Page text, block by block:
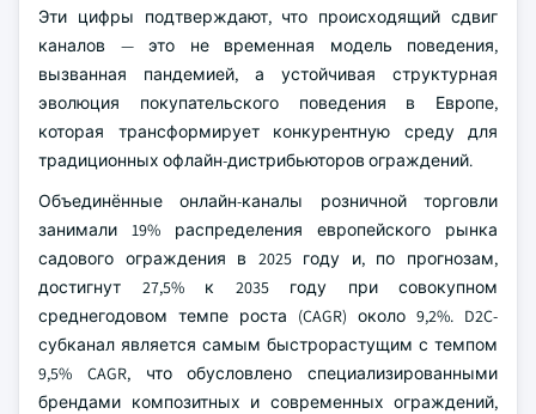
Эти цифры подтверждают, что происходящий сдвиг
каналов — это не временная модель поведения,
вызванная пандемией, а устойчивая структурная
эволюция покупательского поведения в Европе,
которая трансформирует конкурентную среду для
традиционных офлайн-дистрибьюторов ограждений.
Объединённые онлайн-каналы розничной торговли
занимали 19% распределения европейского рынка
садового ограждения в 2025 году и, по прогнозам,
достигнут 27,5% к 2035 году при совокупном
среднегодовом темпе роста (CAGR) около 9,2%. D2C-
субканал является самым быстрорастущим с темпом
9,5% CAGR, что обусловлено специализированными
брендами композитных и современных ограждений,